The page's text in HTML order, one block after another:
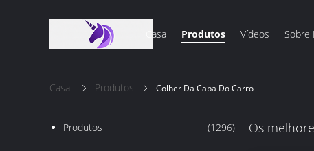
Casa Produtos Vídeos Sobre
Casa Produtos Colher Da Capa Do Carro
Produtos (1296) Os